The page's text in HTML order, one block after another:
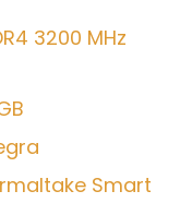
3200 MHz
Smart